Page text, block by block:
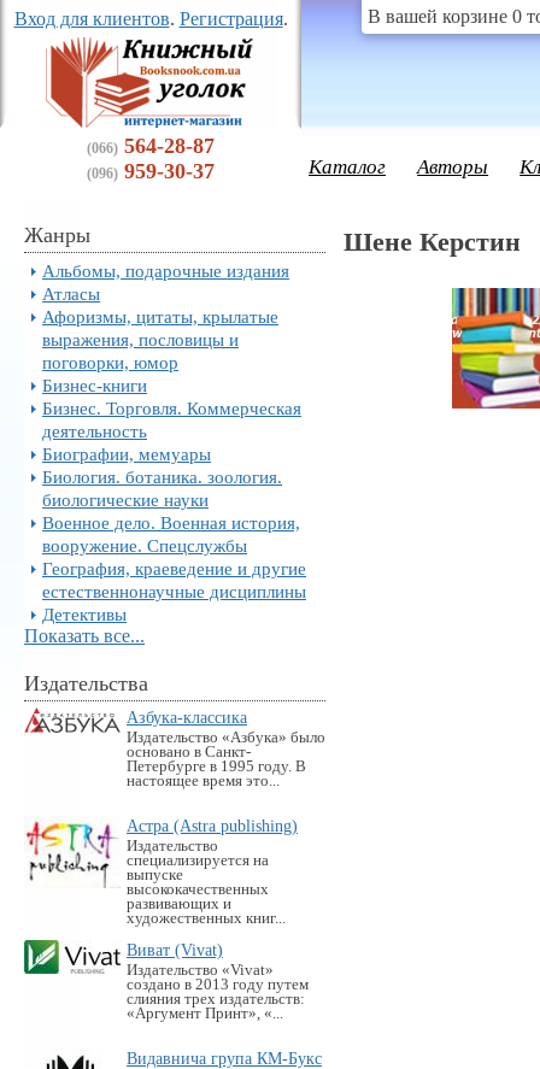
Вход для клиентов. Регистрация.
(066) 564-28-87
(096) 959-30-37
В вашей корзине 0
Каталог Авторы
Жанры
Альбомы, подарочные издания
Атласы
Афоризмы, цитаты, крылатые
выражения, пословицы и
поговорки, юмор
Бизнес-книги
Бизнес. Торговля. Коммерческая
деятельность
Биографии, мемуары
Биология. ботаника. зоология.
биологические науки
Военное дело. Военная история,
вооружение. Спецслужбы
География, краеведение и другие
естественнонаучные дисциплины
Детективы
Показать все...
Издательства
Азбука-классика
Издательство «Азбука» было
основано в Санкт-
Петербурге в 1995 году. В
настоящее время это...
Астра (Astra publishing)
Издательство
специализируется на
выпуске
высококачественных
развивающих и
художественных книг...
Виват (Vivat)
Издательство «Vivat»
создано в 2013 году путем
слияния трех издательств:
«Аргумент Принт», «...
Видавнича група КМ-Букс
Шене Керстин